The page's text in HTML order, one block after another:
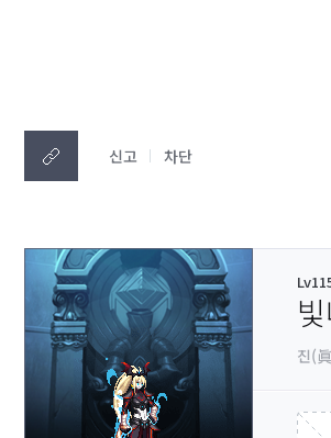
신고 차단
진(